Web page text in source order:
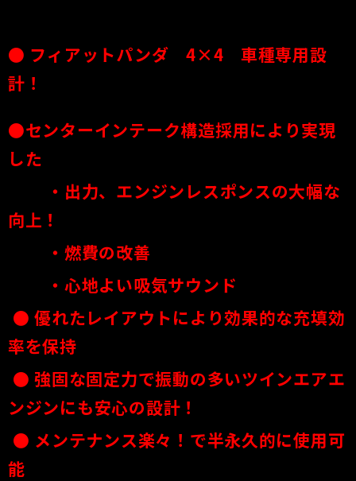
● フィアットパンダ 4×4 車種専用設
計！
●センターインテーク構造採用により実現
した
・出力、エンジンレスポンスの大幅な
向上！
・燃費の改善
・心地よい吸気サウンド
● 優れたレイアウトにより効果的な充填効
率を保持
● 強固な固定力で振動の多いツインエアエ
ンジンにも安心の設計！
● メンテナンス楽々！で半永久的に使用可
能